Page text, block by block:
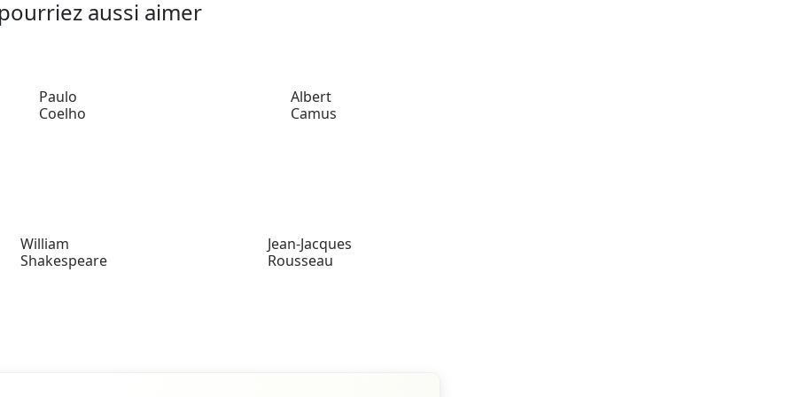
aussi aimer
Paulo
Coelho
Albert
Camus
William
Shakespeare
Jean-Jacques
Rousseau